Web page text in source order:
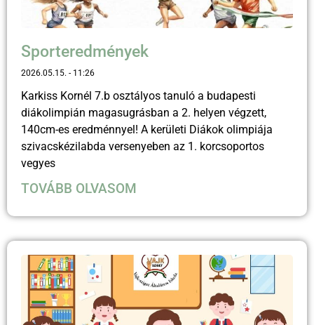
Sporteredmények
2026.05.15. 11:26
Karkiss Kornél 7.b osztályos tanuló a budapesti
diákolimpián magasugrásban a 2. helyen végzett,
140cm-es eredménnyel! A kerületi Diákok olimpiája
szivacskézilabda versenyeben az 1. korcsoportos
vegyes
TOVÁBB OLVASOM